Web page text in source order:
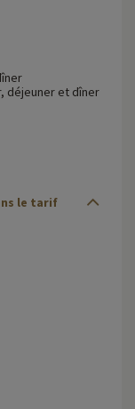
déjeuner et dîner
le tarif